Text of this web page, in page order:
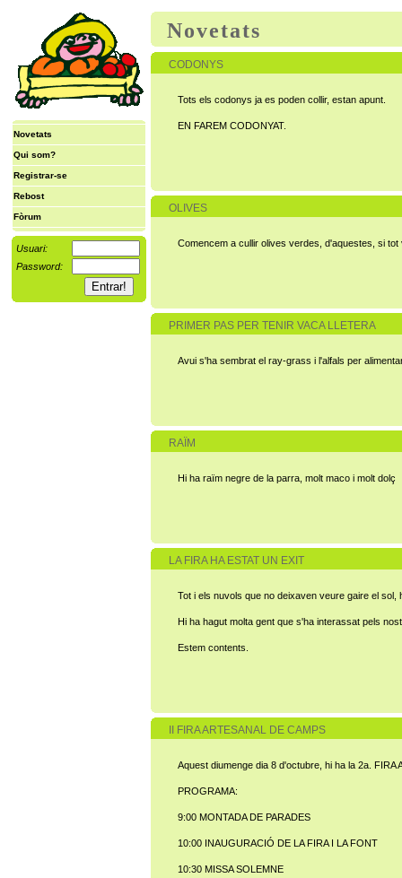
Novetats
Qui som?
Registrar-se
Rebost
Fòrum
Usuari:
Password:
Novetats
CODONYS
Tots els codonys ja es poden collir, estan apunt.
EN FAREM CODONYAT.
OLIVES
Comencem a cullir olives verdes, d'aquestes, si
PRIMER PAS PER TENIR VACA LLETERA
Avui s'ha sembrat el ray-grass i l'alfals per
RAÏM
Hi ha raïm negre de la parra, molt maco i molt dolç
LA FIRA HA ESTAT UN EXIT
Tot i els nuvols que no deixaven veure gaire el sol,
Hi ha hagut molta gent que s'ha interassat pels
Estem contents.
II FIRA ARTESANAL DE CAMPS
Aquest diumenge dia 8 d'octubre, hi ha la 2a.
PROGRAMA:
9:00 MONTADA DE PARADES
10:00 INAUGURACIÓ DE LA FIRA I LA FONT
10:30 MISSA SOLEMNE